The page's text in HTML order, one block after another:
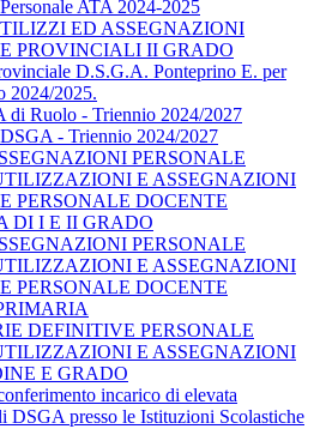
ATA 2024-2025
ED ASSEGNAZIONI
PROVINCIALI II GRADO
D.S.G.A. Ponteprino E. per
2024/2025.
di Ruolo - Triennio 2024/2027
- Triennio 2024/2027
PERSONALE
E ASSEGNAZIONI
PERSONALE DOCENTE
DI I E II GRADO
PERSONALE
E ASSEGNAZIONI
PERSONALE DOCENTE
DEFINITIVE PERSONALE
E ASSEGNAZIONI
E GRADO
incarico di elevata
DSGA presso le Istituzioni Scolastiche